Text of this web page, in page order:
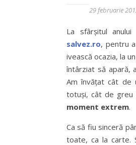
29 februarie
La sfârşitul
salvez.ro, pentru
ivească ocazia, la un
întârziat să apară,
Am învăţat cât de
totuşi, cât de greu
moment extrem.
Ca să fiu sinceră
toate, ca la carte.